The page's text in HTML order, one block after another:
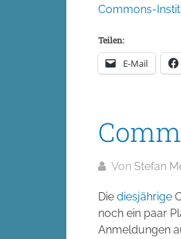
Commons-
Teilen:
E-Mail
Von Stefan
Die diesjährige
noch ein paar
Anmeldungen